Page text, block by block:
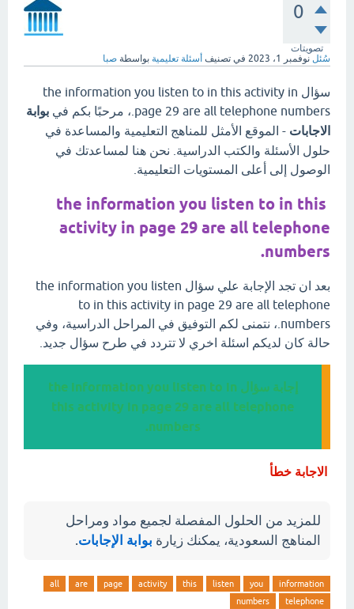
0
تصويتات
سُئل نوفمبر 1، 2023 في تصنيف أسئلة تعليمية بواسطة صبا
سؤال the information you listen to in this activity in
page 29 are all telephone numbers.، مرحبًا بكم في
بوابة
الاجابات - الموقع الأمثل للمناهج التعليمية والمساعدة في
حلول الأسئلة والكتب الدراسية. نحن هنا لمساعدتك في
الوصول إلى أعلى المستويات التعليمية.
the information you listen to in this
activity in page 29 are all telephone
numbers.
بعد ان تجد الإجابة علي سؤال the information you listen
to in this activity in page 29 are all telephone
numbers.، نتمنى لكم التوفيق في المراحل الدراسية، وفي
حالة كان لديكم اسئلة اخري لا تتردد في طرح سؤال جديد.
إجابة سؤال the information you listen to in
this activity in page 29 are all telephone
numbers.
الاجابة خطأ
للمزيد من الحلول المفصلة لجميع مواد ومراحل
المناهج السعودية، يمكنك زيارة بوابة الإجابات.
information
you
listen
this
activity
page
are
all
telephone
numbers